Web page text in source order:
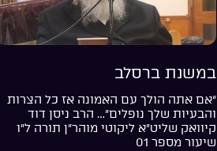
במשנת ברסלב
“אם אתה הולך עם האמונה אז כל הצרות
והבעיות שלך נופלים”… הרב ניסן דוד
קיוואק שליט”א ליקוטי מוהר”ן תורה ל”ו
שיעור מספר 01